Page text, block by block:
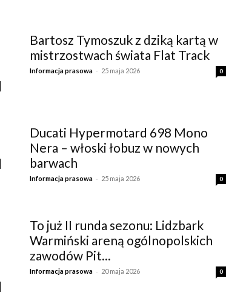
Bartosz Tymoszuk z dziką kartą w
mistrzostwach świata Flat Track
Informacja prasowa - 25 maja 2026 0
Ducati Hypermotard 698 Mono
Nera – włoski łobuz w nowych
barwach
Informacja prasowa - 25 maja 2026 0
To już II runda sezonu: Lidzbark
Warmiński areną ogólnopolskich
zawodów Pit...
Informacja prasowa - 20 maja 2026 0